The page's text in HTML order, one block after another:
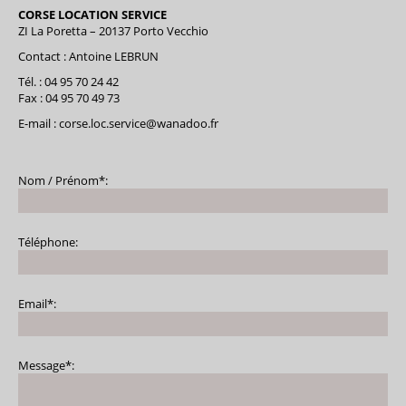
CORSE LOCATION SERVICE
ZI La Poretta – 20137 Porto Vecchio
Contact : Antoine LEBRUN
Tél. : 04 95 70 24 42
Fax : 04 95 70 49 73
E-mail : corse.loc.service@wanadoo.fr
Nom / Prénom*:
Téléphone:
Email*:
Message*: